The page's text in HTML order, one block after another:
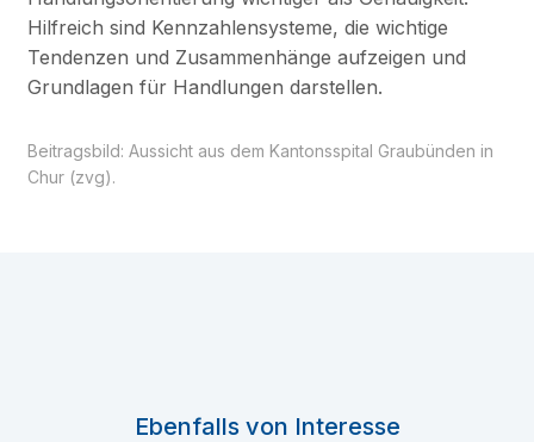
Hilfreich sind Kennzahlensysteme, die wichtige
Tendenzen und Zusammenhänge aufzeigen und
Grundlagen für Handlungen darstellen.
Beitragsbild: Aussicht aus dem Kantonsspital Graubünden in
Chur (zvg).
Ebenfalls von Interesse